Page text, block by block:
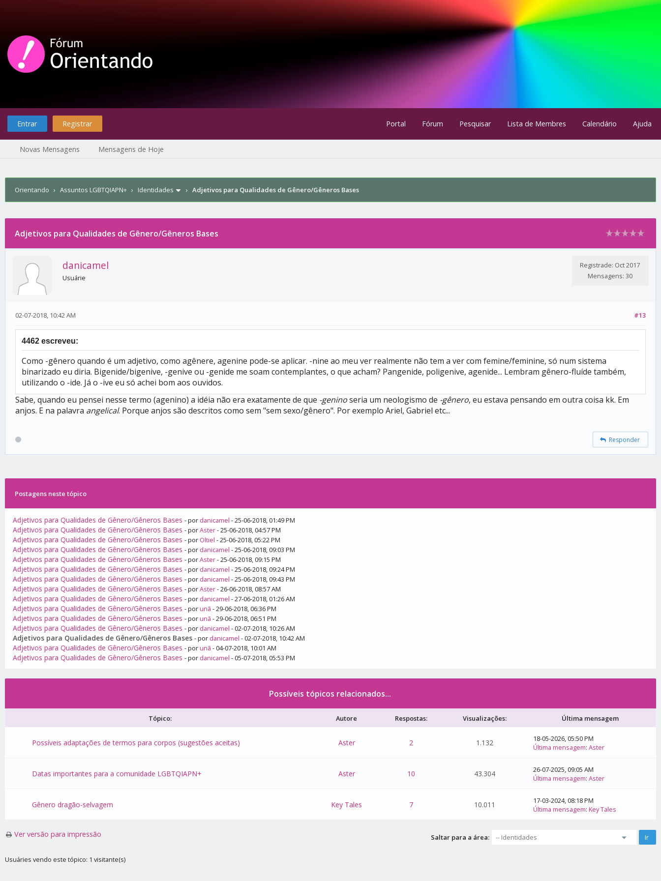
Entrar Registrar Portal Fórum Pesquisar Lista de Membres Calendário Ajuda
Novas Mensagens Mensagens de Hoje
Orientando › Assuntos LGBTQIAPN+ › Identidades › Adjetivos para Qualidades de Gênero/Gêneros Bases
0 votos - 0 média
12345
Adjetivos para Qualidades de Gênero/Gêneros Bases
danicamel
Usuárie
Registrade: Oct 2017
Mensagens: 30
#13
02-07-2018, 10:42 AM
4462 escreveu:
Como -gênero quando é um adjetivo, como agênere, agenine pode-se aplicar. -nine ao meu ver realmente não tem a ver com femine/feminine, só num sistema
binarizado eu diria. Bigenide/bigenive, -genive ou -genide me soam contemplantes, o que acham? Pangenide, poligenive, agenide... Lembram gênero-fluíde também,
utilizando o -ide. Já o -ive eu só achei bom aos ouvidos.
Sabe, quando eu pensei nesse termo (agenino) a idéia não era exatamente de que -geninoseria um neologismo de -gênero, eu estava pensando em outra coisa kk. Em
anjos. E na palavra angelical. Porque anjos são descritos como sem "sem sexo/gênero". Por exemplo Ariel, Gabriel etc...
Responder
Postagens neste tópico
Adjetivos para Qualidades de Gênero/Gêneros Bases - por danicamel - 25-06-2018, 01:49 PM
Adjetivos para Qualidades de Gênero/Gêneros Bases - porAster- 25-06-2018, 04:57 PM
Adjetivos para Qualidades de Gênero/Gêneros Bases - por Oltiel - 25-06-2018, 05:22 PM
Adjetivos para Qualidades de Gênero/Gêneros Bases - por danicamel - 25-06-2018, 09:03 PM
Adjetivos para Qualidades de Gênero/Gêneros Bases - porAster- 25-06-2018, 09:15 PM
Adjetivos para Qualidades de Gênero/Gêneros Bases - por danicamel - 25-06-2018, 09:24 PM
Adjetivos para Qualidades de Gênero/Gêneros Bases - por danicamel - 25-06-2018, 09:43 PM
Adjetivos para Qualidades de Gênero/Gêneros Bases - porAster- 26-06-2018, 08:57 AM
Adjetivos para Qualidades de Gênero/Gêneros Bases - por danicamel - 27-06-2018, 01:26 AM
Adjetivos para Qualidades de Gênero/Gêneros Bases - porunã - 29-06-2018, 06:36 PM
Adjetivos para Qualidades de Gênero/Gêneros Bases - porunã - 29-06-2018, 06:51 PM
Adjetivos para Qualidades de Gênero/Gêneros Bases - por danicamel - 02-07-2018, 10:26 AM
Adjetivos para Qualidades de Gênero/Gêneros Bases - por danicamel - 02-07-2018, 10:42 AM
Adjetivos para Qualidades de Gênero/Gêneros Bases - porunã - 04-07-2018, 10:01 AM
Adjetivos para Qualidades de Gênero/Gêneros Bases - por danicamel - 05-07-2018, 05:53 PM
Possíveis tópicos relacionados...
Tópico: Autore Respostas: Visualizações: Última mensagem
Possíveis adaptações de termos para corpos (sugestões aceitas) Aster 2 1.132
18-05-2026, 05:50 PM
Última mensagem:Aster
Datas importantes para a comunidade LGBTQIAPN+ Aster 10 43.304
26-07-2025, 09:05 AM
Última mensagem:Aster
Gênero dragão-selvagem Key Tales 7 10.011
17-03-2024, 08:18 PM
Última mensagem:Key Tales
Ver versão para impressão Saltar para a área:
Usuáries vendo este tópico: 1 visitante(s)